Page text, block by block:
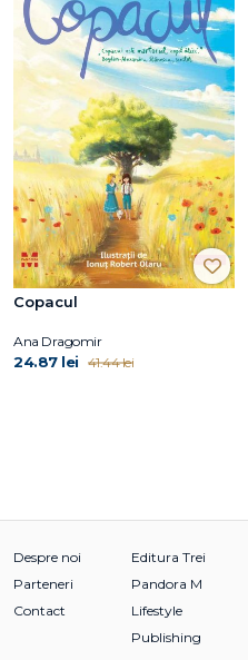
Copacul
Ana Dragomir
24.87 lei 41.44 lei
Despre noi
Parteneri
Contact
Editura Trei
Pandora M
Lifestyle
Publishing